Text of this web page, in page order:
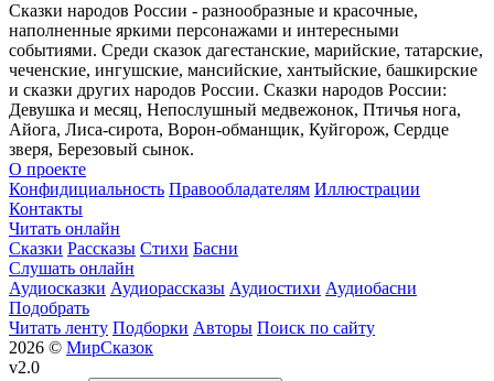
Сказки народов России - разнообразные и красочные,
наполненные яркими персонажами и интересными
событиями. Среди сказок дагестанские, марийские, татарские,
чеченские, ингушские, мансийские, хантыйские, башкирские
и сказки других народов России. Сказки народов России:
Девушка и месяц, Непослушный медвежонок, Птичья нога,
Айога, Лиса-сирота, Ворон-обманщик, Куйгорож, Сердце
зверя, Березовый сынок.
О проекте
Конфидициальность Правообладателям Иллюстрации
Контакты
Читать онлайн
Сказки Рассказы Стихи Басни
Слушать онлайн
Аудиосказки Аудиорассказы Аудиостихи Аудиобасни
Подобрать
Читать ленту Подборки Авторы Поиск по сайту
2026 © МирСказок
v2.0